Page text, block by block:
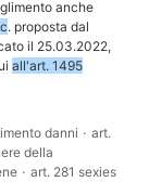
anche
. proposta dal
il 25.03.2022,
all'art. 1495
danni · art.
della
· art. 281 sexies